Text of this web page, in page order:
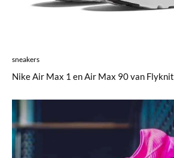
sneakers
Nike Air Max 1 en Air Max 90 van Flyknit